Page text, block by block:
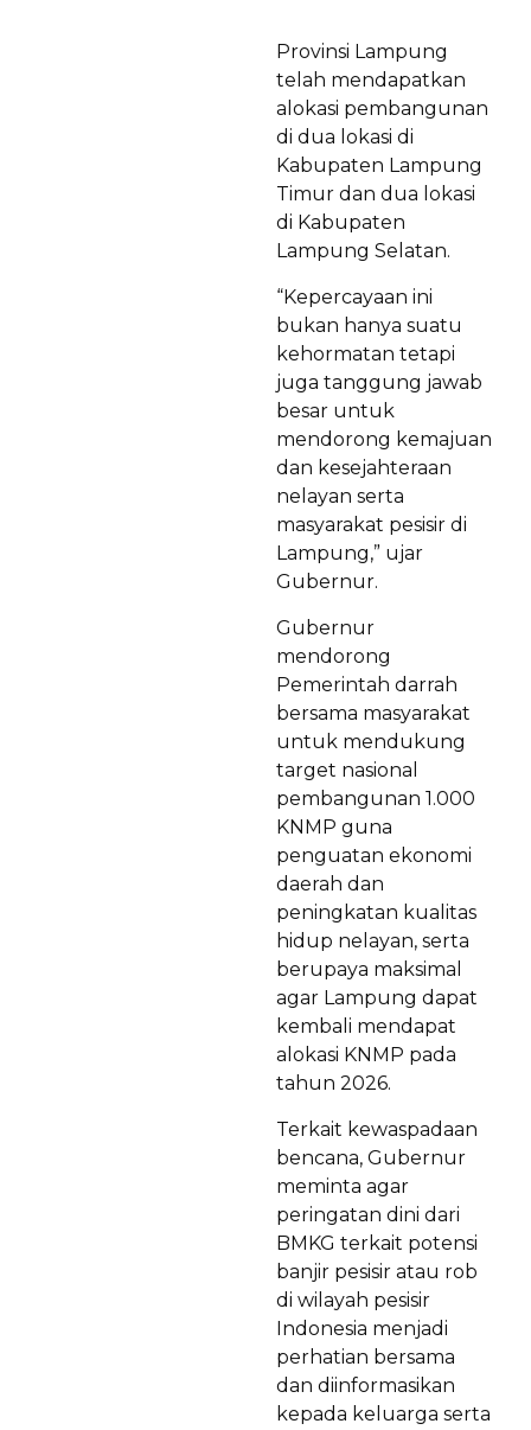
Provinsi Lampung
telah mendapatkan
alokasi pembangunan
di dua lokasi di
Kabupaten Lampung
Timur dan dua lokasi
di Kabupaten
Lampung Selatan.
“Kepercayaan ini
bukan hanya suatu
kehormatan tetapi
juga tanggung jawab
besar untuk
mendorong kemajuan
dan kesejahteraan
nelayan serta
masyarakat pesisir di
Lampung,” ujar
Gubernur.
Gubernur
mendorong
Pemerintah darrah
bersama masyarakat
untuk mendukung
target nasional
pembangunan 1.000
KNMP guna
penguatan ekonomi
daerah dan
peningkatan kualitas
hidup nelayan, serta
berupaya maksimal
agar Lampung dapat
kembali mendapat
alokasi KNMP pada
tahun 2026.
Terkait kewaspadaan
bencana, Gubernur
meminta agar
peringatan dini dari
BMKG terkait potensi
banjir pesisir atau rob
di wilayah pesisir
Indonesia menjadi
perhatian bersama
dan diinformasikan
kepada keluarga serta